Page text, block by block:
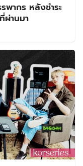
พากร หลังชำระ
ผ่านมา